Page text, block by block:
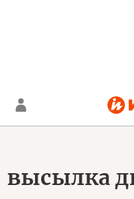
высылка